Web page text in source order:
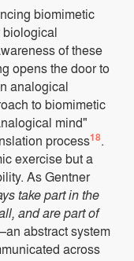
biomimetic
biological
of these
opens the door to
analogical
to biomimetic
mind"
process18.
exercise but a
As Gentner
take part in the
and are part of
abstract system
across